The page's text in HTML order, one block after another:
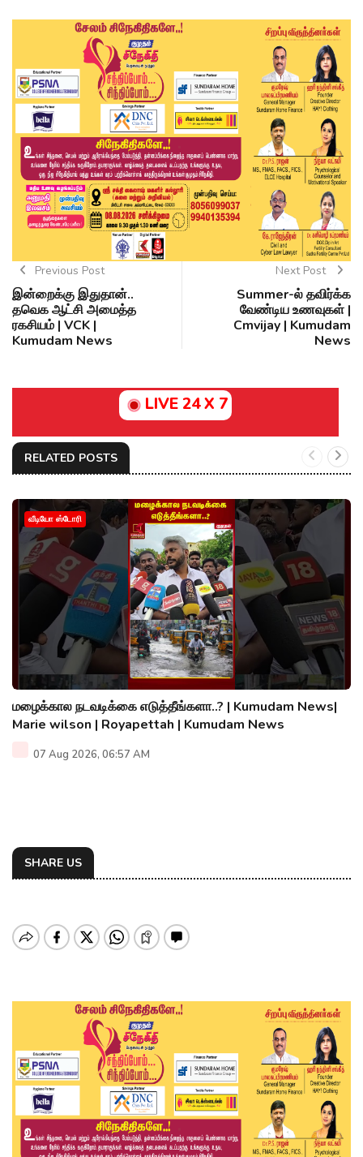
Previous Post
இன்றைக்கு இதுதான்..
தவெக ஆட்சி அமைத்த
ரகசியம் | VCK |
Kumudam News
Next Post
Summer-ல் தவிர்க்க
வேண்டிய உணவுகள் |
Cmvijay | Kumudam
News
LIVE 24 X 7
RELATED POSTS
வீடியோ ஸ்டோரி
மழைக்கால நடவடிக்கை எடுத்தீங்களா..? | Kumudam News|
Marie wilson | Royapettah | Kumudam News
07 Aug 2026, 06:57 AM
SHARE US